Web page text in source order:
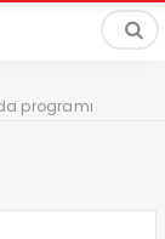
programı